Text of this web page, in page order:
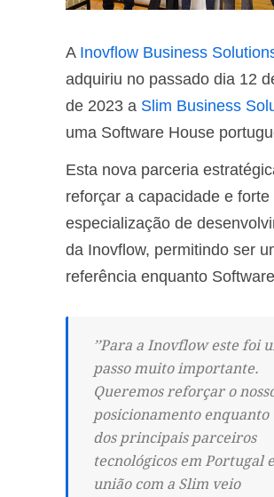
A Inovflow Business
adquiriu no passado dia 12
de 2023 a Slim Business
uma Software House
Esta nova parceria
reforçar a capacidade e forte
especialização de
da Inovflow, permitindo ser
referência enquanto
’’Para a Inovflow este foi
passo muito importante.
Queremos reforçar o
posicionamento enquanto
dos principais parceiros
tecnológicos em Portugal
união com a Slim veio